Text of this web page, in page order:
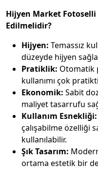
Hijyen Market Fotoselli
Edilmelidir?
Hijyen: Temassız
düzeyde hijyen
Pratiklik: Otomatik
kullanımı çok
Ekonomik: Sabit
maliyet tasarrufu
Kullanım Esnekliği:
çalışabilme özelliği
kullanılabilir.
Şık Tasarım:
ortama estetik bir